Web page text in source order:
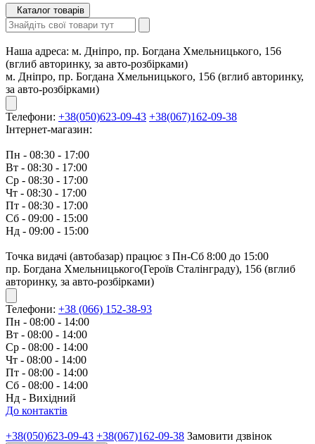
Каталог товарів
Наша адреса: м. Дніпро, пр. Богдана Хмельницького, 156
(вглиб авторинку, за авто-розбірками)
м. Дніпро, пр. Богдана Хмельницького, 156 (вглиб авторинку,
за авто-розбірками)
Телефони: +38(050)623-09-43 +38(067)162-09-38
Інтернет-магазин:
Пн - 08:30 - 17:00
Вт - 08:30 - 17:00
Ср - 08:30 - 17:00
Чт - 08:30 - 17:00
Пт - 08:30 - 17:00
Сб - 09:00 - 15:00
Нд - 09:00 - 15:00
Точка видачі (автобазар) працює з Пн-Сб 8:00 до 15:00
пр. Богдана Хмельницького(Героїв Сталінграду), 156 (вглиб
авторинку, за авто-розбірками)
Телефони: +38 (066) 152-38-93
Пн - 08:00 - 14:00
Вт - 08:00 - 14:00
Ср - 08:00 - 14:00
Чт - 08:00 - 14:00
Пт - 08:00 - 14:00
Сб - 08:00 - 14:00
Нд - Вихідний
До контактів
+38(050)623-09-43 +38(067)162-09-38 Замовити дзвінок